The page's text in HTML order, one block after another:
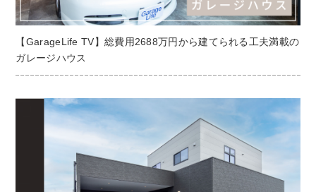
【GarageLife TV】総費用2688万円から建てられる工夫満載の
ガレージハウス